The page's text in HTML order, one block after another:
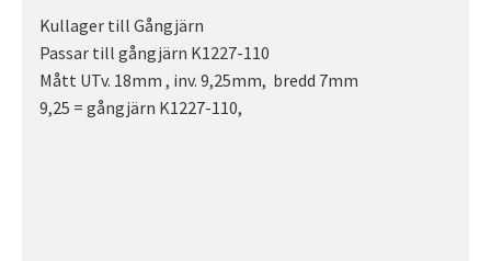
Kullager till Gångjärn
Passar till gångjärn K1227-110
Mått UTv. 18mm , inv. 9,25mm, bredd 7mm
9,25 = gångjärn K1227-110,